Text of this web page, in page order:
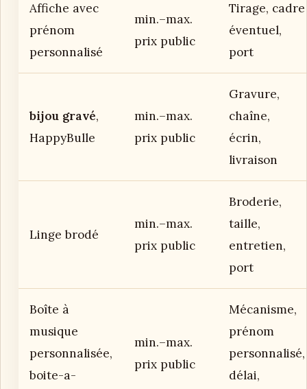
Affiche avec
prénom
personnalisé
min.–max.
prix public
Tirage, cadre
éventuel,
port
bijou gravé,
HappyBulle
min.–max.
prix public
Gravure,
chaîne,
écrin,
livraison
Linge brodé
min.–max.
prix public
Broderie,
taille,
entretien,
port
Boîte à
musique
personnalisée,
boite-a-
min.–max.
prix public
Mécanisme,
prénom
personnalisé,
délai,